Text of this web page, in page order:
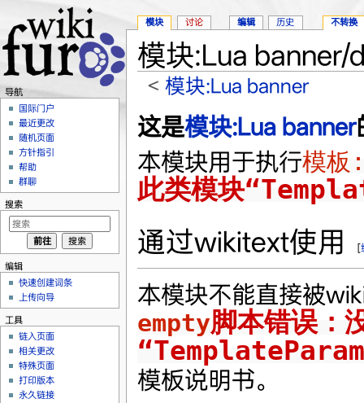
模块:Lua banner/
<模块:Lua banner
这是模块:Lua banner
本模块用于执行模
此类模块
通过wikitext使用 [
本模块不能直接被
empty脚本错误：
模板说明书。
模块 讨论 编辑 历史 不转换
导航
国际门户
最近更改
随机页面
方针指引
帮助
群聊
搜索
编辑
快速创建词条
上传向导
工具
链入页面
相关更改
特殊页面
打印版本
永久链接